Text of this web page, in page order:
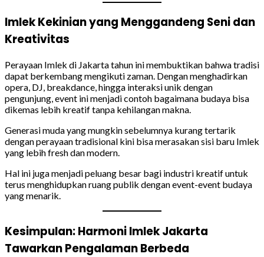
Imlek Kekinian yang Menggandeng Seni dan
Kreativitas
Perayaan Imlek di Jakarta tahun ini membuktikan bahwa tradisi
dapat berkembang mengikuti zaman. Dengan menghadirkan
opera, DJ, breakdance, hingga interaksi unik dengan
pengunjung, event ini menjadi contoh bagaimana budaya bisa
dikemas lebih kreatif tanpa kehilangan makna.
Generasi muda yang mungkin sebelumnya kurang tertarik
dengan perayaan tradisional kini bisa merasakan sisi baru Imlek
yang lebih fresh dan modern.
Hal ini juga menjadi peluang besar bagi industri kreatif untuk
terus menghidupkan ruang publik dengan event-event budaya
yang menarik.
Kesimpulan: Harmoni Imlek Jakarta
Tawarkan Pengalaman Berbeda